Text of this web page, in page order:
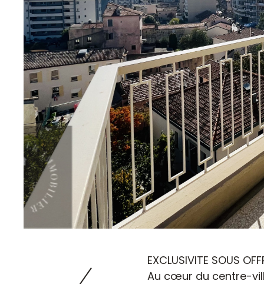
EXCLUSIVITE SOUS
Au cœur du centre-